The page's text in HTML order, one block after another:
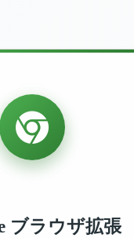
ブラウザ拡張